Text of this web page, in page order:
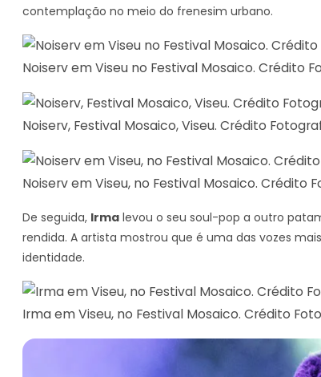
contemplação no meio do frenesim urbano.
Noiserv em Viseu no Festival Mosaico. Crédito
Noiserv, Festival Mosaico, Viseu. Crédito
Noiserv em Viseu, no Festival Mosaico. Crédito
De seguida, Irma levou o seu soul-pop a outro
rendida. A artista mostrou que é uma das vozes
identidade.
Irma em Viseu, no Festival Mosaico. Crédito